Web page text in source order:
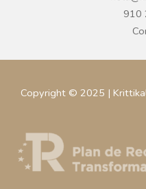
910
Copyright © 2025 |